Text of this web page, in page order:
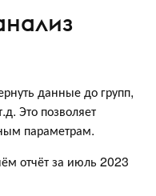
данные до групп,
Это позволяет
параметрам.
отчёт за июль 2023